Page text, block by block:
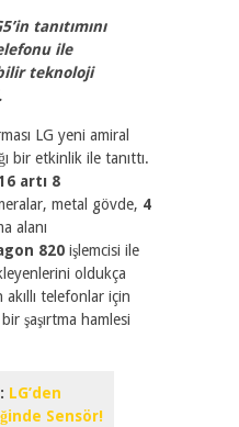
tanıtımını
ile
teknoloji
LG yeni amiral
bir etkinlik ile tanıttı.
artı 8
metal gövde, 4
alanı
820 işlemcisi ile
oldukça
akıllı telefonlar için
şaşırtma hamlesi
LG’den
Sensör!